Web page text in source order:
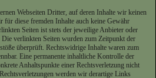
Webseiten Dritter, auf deren Inhalte wir keinen
für diese fremden Inhalte auch keine Gewähr
Seiten ist stets der jeweilige Anbieter oder
verlinkten Seiten wurden zum Zeitpunkt der
überprüft. Rechtswidrige Inhalte waren zum
Eine permanente inhaltliche Kontrolle der
Anhaltspunkte einer Rechtsverletzung nicht
werden wir derartige Links